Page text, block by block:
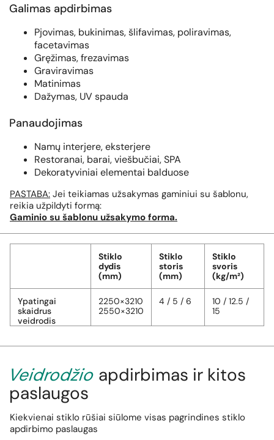
Galimas apdirbimas
Pjovimas, bukinimas, šlifavimas, poliravimas,
facetavimas
Gręžimas, frezavimas
Graviravimas
Matinimas
Dažymas, UV spauda
Panaudojimas
Namų interjere, eksterjere
Restoranai, barai, viešbučiai, SPA
Dekoratyviniai elementai balduose
PASTABA: Jei teikiamas užsakymas gaminiui su šablonu,
reikia užpildyti formą:
Gaminio su šablonu užsakymo forma.
Stiklo
dydis
(mm)
Stiklo
storis
(mm)
Stiklo
svoris
(kg/m²)
Ypatingai
skaidrus
veidrodis
2250×3210
2550×3210
4 / 5 / 6
10 / 12.5 /
15
Veidrodžio apdirbimas ir kitos
paslaugos
Kiekvienai stiklo rūšiai siūlome visas pagrindines stiklo
apdirbimo paslaugas